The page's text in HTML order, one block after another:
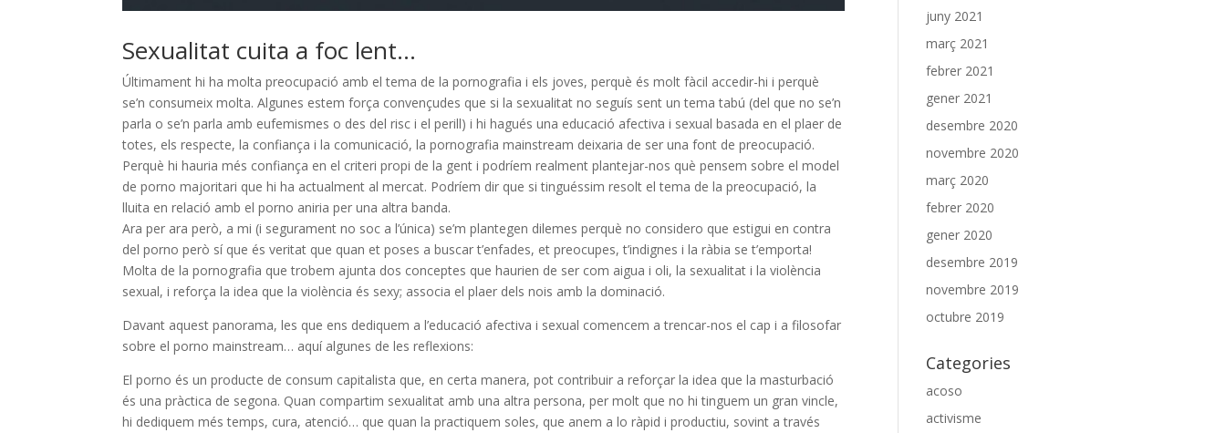
Sexualitat cuita a foc lent…
Últimament hi ha molta preocupació amb el tema de la pornografia i els joves, perquè és molt fàcil accedir-hi i perquè
se’n consumeix molta. Algunes estem força convençudes que si la sexualitat no seguís sent un tema tabú (del que no se’n
parla o se’n parla amb eufemismes o des del risc i el perill) i hi hagués una educació afectiva i sexual basada en el plaer de
totes, els respecte, la confiança i la comunicació, la pornografia mainstream deixaria de ser una font de preocupació.
Perquè hi hauria més confiança en el criteri propi de la gent i podríem realment plantejar-nos què pensem sobre el model
de porno majoritari que hi ha actualment al mercat. Podríem dir que si tinguéssim resolt el tema de la preocupació, la
lluita en relació amb el porno aniria per una altra banda.
Ara per ara però, a mi (i segurament no soc a l’única) se’m plantegen dilemes perquè no considero que estigui en contra
del porno però sí que és veritat que quan et poses a buscar t’enfades, et preocupes, t’indignes i la ràbia se t’emporta!
Molta de la pornografia que trobem ajunta dos conceptes que haurien de ser com aigua i oli, la sexualitat i la violència
sexual, i reforça la idea que la violència és sexy; associa el plaer dels nois amb la dominació.
Davant aquest panorama, les que ens dediquem a l’educació afectiva i sexual comencem a trencar-nos el cap i a filosofar
sobre el porno mainstream… aquí algunes de les reflexions:
El porno és un producte de consum capitalista que, en certa manera, pot contribuir a reforçar la idea que la masturbació
és una pràctica de segona. Quan compartim sexualitat amb una altra persona, per molt que no hi tinguem un gran vincle,
hi dediquem més temps, cura, atenció… que quan la practiquem soles, que anem a lo ràpid i productiu, sovint a través
juny 2021
març 2021
febrer 2021
gener 2021
desembre 2020
novembre 2020
març 2020
febrer 2020
gener 2020
desembre 2019
novembre 2019
octubre 2019
Categories
acoso
activisme